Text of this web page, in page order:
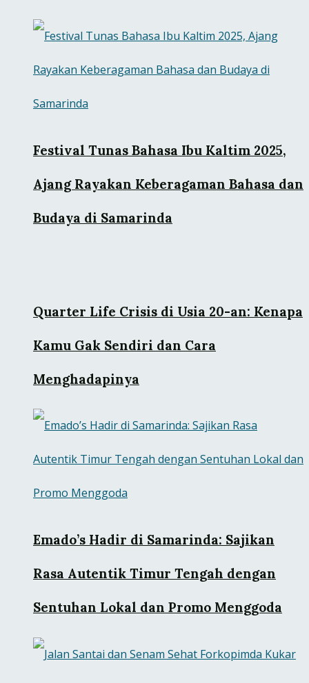
Festival Tunas Bahasa Ibu Kaltim 2025,
Ajang Rayakan Keberagaman Bahasa dan
Budaya di Samarinda
Quarter Life Crisis di Usia 20-an: Kenapa
Kamu Gak Sendiri dan Cara
Menghadapinya
Emado’s Hadir di Samarinda: Sajikan
Rasa Autentik Timur Tengah dengan
Sentuhan Lokal dan Promo Menggoda